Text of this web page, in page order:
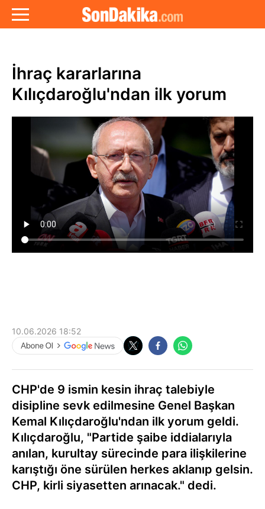
İhraç kararlarına
Kılıçdaroğlu'ndan ilk yorum
10.06.2026 18:52
CHP'de 9 ismin kesin ihraç talebiyle
disipline sevk edilmesine Genel Başkan
Kemal Kılıçdaroğlu'ndan ilk yorum geldi.
Kılıçdaroğlu, "Partide şaibe iddialarıyla
anılan, kurultay sürecinde para ilişkilerine
karıştığı öne sürülen herkes aklanıp gelsin.
CHP, kirli siyasetten arınacak." dedi.